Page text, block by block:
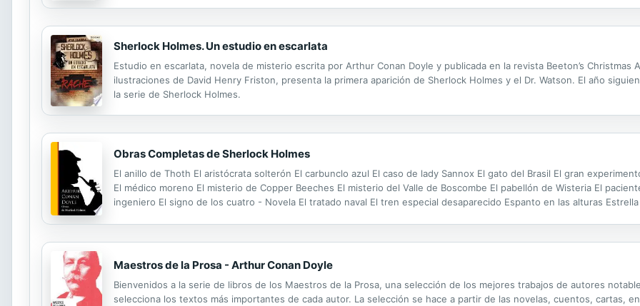
Sherlock Holmes. Un estudio en escarlata
Estudio en escarlata, novela de misterio escrita por Arthur Conan Doyle y publicada en la revista Beeton’s Christmas
ilustraciones de David Henry Friston, presenta la primera aparición de Sherlock Holmes y el Dr. Watson. El año
la serie de Sherlock Holmes.
Obras Completas de Sherlock Holmes
El anillo de Thoth El aristócrata solterón El carbunclo azul El caso de lady Sannox El gato del Brasil El gran
El médico moreno El misterio de Copper Beeches El misterio del Valle de Boscombe El pabellón de Wisteria El
ingeniero El signo de los cuatro - Novela El tratado naval El tren especial desaparecido Espanto en las alturas
Maestros de la Prosa - Arthur Conan Doyle
Bienvenidos a la serie de libros de los Maestros de la Prosa, una selección de los mejores trabajos de autores
selecciona los textos más importantes de cada autor. La selección se hace a partir de las novelas, cuentos, cartas,